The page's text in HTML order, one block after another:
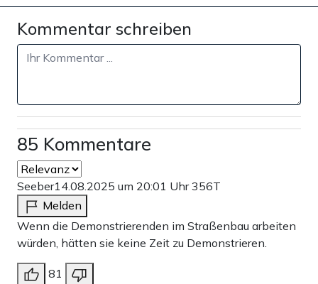
Kommentar schreiben
85 Kommentare
Seeber14.08.2025 um 20:01 Uhr356T
Melden
Wenn die Demonstrierenden im Straßenbau arbeiten
würden, hätten sie keine Zeit zu Demonstrieren.
81